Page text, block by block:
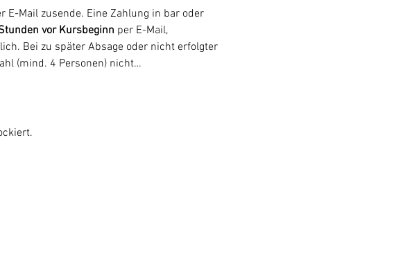
Mail zusende. Eine Zahlung in bar oder
vor Kursbeginn per E-Mail,
Bei zu später Absage oder nicht erfolgter
(mind. 4 Personen) nicht…